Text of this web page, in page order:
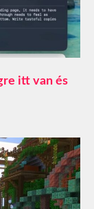
itt van és